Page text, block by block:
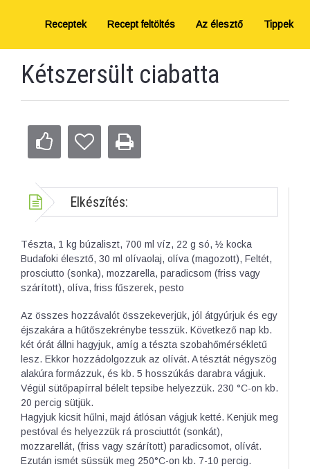
Receptek Recept feltöltés Az élesztő Tippek
Kétszersült ciabatta
Elkészítés:
Tészta, 1 kg búzaliszt, 700 ml víz, 22 g só, ½ kocka
Budafoki élesztő, 30 ml olívaolaj, olíva (magozott), Feltét,
prosciutto (sonka), mozzarella, paradicsom (friss vagy
szárított), olíva, friss fűszerek, pesto
Az összes hozzávalót összekeverjük, jól átgyúrjuk és egy
éjszakára a hűtőszekrénybe tesszük. Következő nap kb.
két órát állni hagyjuk, amíg a tészta szobahőmérsékletű
lesz. Ekkor hozzádolgozzuk az olívát. A tésztát négyszög
alakúra formázzuk, és kb. 5 hosszúkás darabra vágjuk.
Végül sütőpapírral bélelt tepsibe helyezzük. 230 °C-on kb.
20 percig sütjük.
Hagyjuk kicsit hűlni, majd átlósan vágjuk ketté. Kenjük meg
pestóval és helyezzük rá prosciuttót (sonkát),
mozzarellát, (friss vagy szárított) paradicsomot, olívát.
Ezután ismét süssük meg 250°C-on kb. 7-10 percig.